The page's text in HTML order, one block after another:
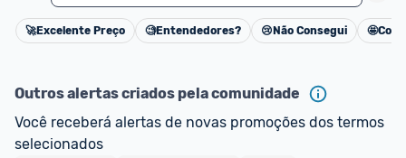
Cancelar
🚀Excelente Preço 🧐Entendedores? 😢 Não Consegui 🤩
Outros alertas criados pela comunidade
Você receberá alertas de novas promoções dos termos
selecionados